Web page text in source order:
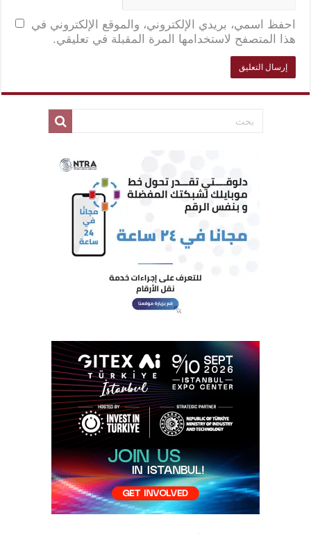
احفظ اسمي، بريدي الإلكتروني، والموقع الإلكتروني في
هذا المتصفح لاستخدامها المرة المقبلة في تعليقي.